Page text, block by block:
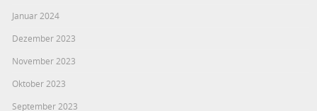
Januar 2024
Dezember 2023
November 2023
Oktober 2023
September 2023